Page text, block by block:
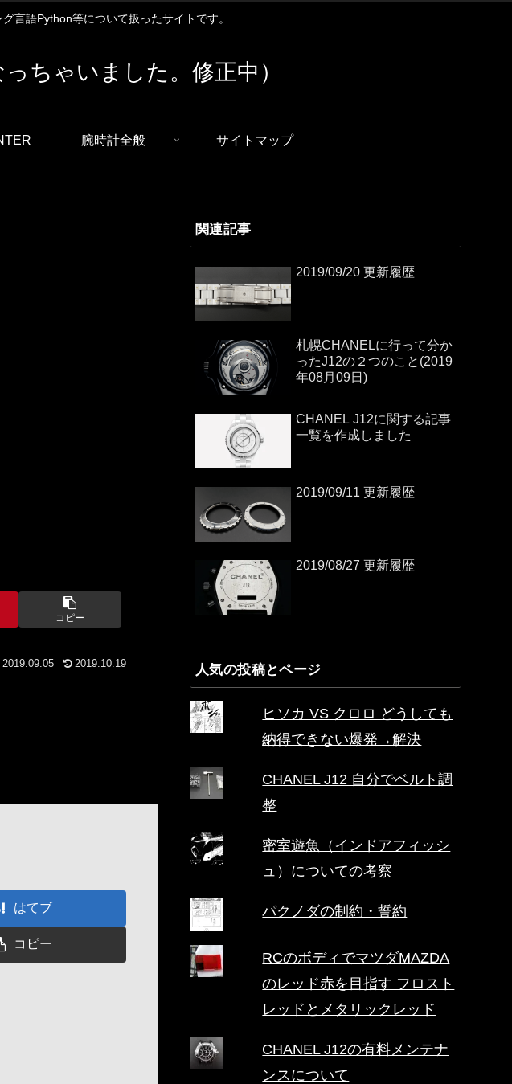
言語Python等について扱ったサイトです。
ちゃいました。修正中）
腕時計全般 サイトマップ
コピー
2019.09.05 2019.10.19
はてブ
コピー
関連記事
2019/09/20 更新履歴
札幌CHANELに行って分か
ったJ12の２つのこと(2019
年08月09日)
CHANEL J12に関する記事
一覧を作成しました
2019/09/11 更新履歴
2019/08/27 更新履歴
人気の投稿とページ
ヒソカ VS クロロ どうしても
納得できない爆発→解決
CHANEL J12 自分でベルト調
整
密室遊魚（インドアフィッシ
ュ）についての考察
パクノダの制約・誓約
RCのボディでマツダMAZDA
のレッド赤を目指す フロスト
レッドとメタリックレッド
CHANEL J12の有料メンテナ
ンスについて